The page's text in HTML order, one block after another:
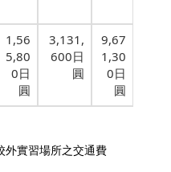
1,56
5,80
0日
圓
3,131,
600日
圓
9,67
1,30
0日
圓
實習場所之交通費